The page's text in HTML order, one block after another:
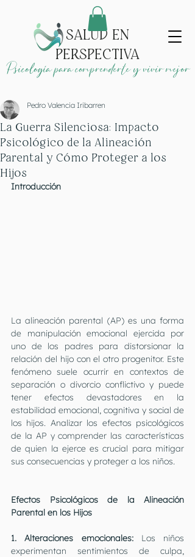
SALUD EN
PERSPECTIVA
Psicología para comprenderte y vivir mejor
La Guerra Silenciosa: Impacto
Psicológico de la Alineación
Parental y Cómo Proteger a los
Hijos
Pedro Valencia Iribarren
Introducción
La alineación parental (AP) es una forma
de manipulación emocional ejercida por
uno de los padres para distorsionar la
relación del hijo con el otro progenitor. Este
fenómeno suele ocurrir en contextos de
separación o divorcio conflictivo y puede
tener efectos devastadores en la
estabilidad emocional, cognitiva y social de
los hijos. Analizar los efectos psicológicos
de la AP y comprender las características
de quien la ejerce es crucial para mitigar
sus consecuencias y proteger a los niños.
Efectos Psicológicos de la Alineación
Parental en los Hijos
1. Alteraciones emocionales: Los niños
experimentan sentimientos de culpa,